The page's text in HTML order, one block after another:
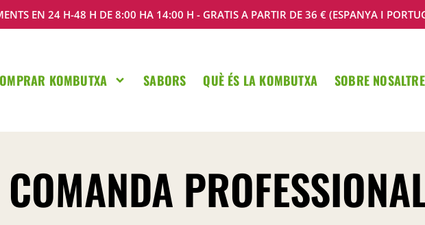
EN 24 H-48 H DE 8:00 HA 14:00 H - GRATIS A PARTIR DE 36 € (ESPANYA I
KOMBUTXA SABORS QUÈ ÉS LA KOMBUTXA SOBRE
COMANDA